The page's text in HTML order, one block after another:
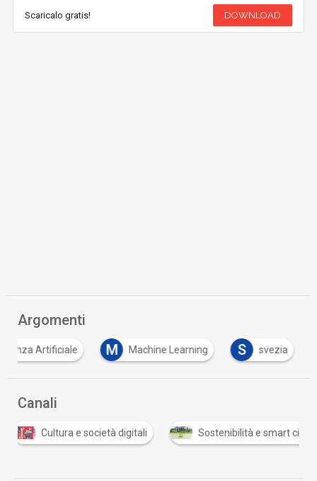
Scaricalo gratis! DOWNLOAD
Argomenti
Artificiale M Machine Learning S svezia
Canali
Cultura e società digitali Sostenibilità e smart city